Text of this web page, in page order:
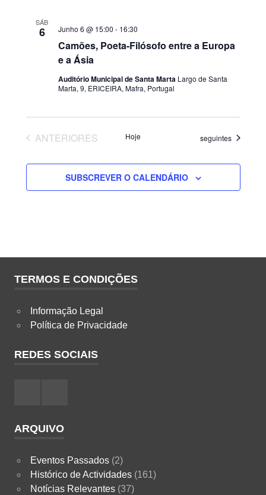
e
Eventos
SÁB
6
Camões, Poeta-Filósofo entre a Europa
e a Ásia
Junho 6 @ 15:00 - 16:30
Auditório Municipal de Santa Marta Largo de Santa
Marta, 9, ERICEIRA, Mafra, Portugal
EVENTOS
ANTERIORES Hoje Eventos
seguintes
SUBSCREVER O CALENDÁRIO
TERMOS E CONDIÇÕES
Informação Legal
Política de Privacidade
REDES SOCIAIS
ARQUIVO
Eventos Passados(2)
Histórico de Actividades(161)
Notícias Relevantes(37)